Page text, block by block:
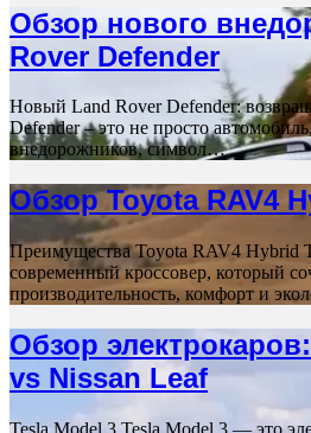
Обзор нового
Rover Defender
Новый Land Rover Defender:
Defender – это не просто
внедорожников, символ…
Обзор Toyota RAV4
Преимущества Toyota RAV4 Hybrid
современный кроссовер, который
производительность, комфорт и
Обзор
vs Nissan Leaf
Tesla Model 3 Tesla Model 3 — это